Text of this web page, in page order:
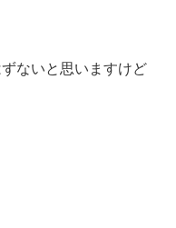
ないと思いますけど